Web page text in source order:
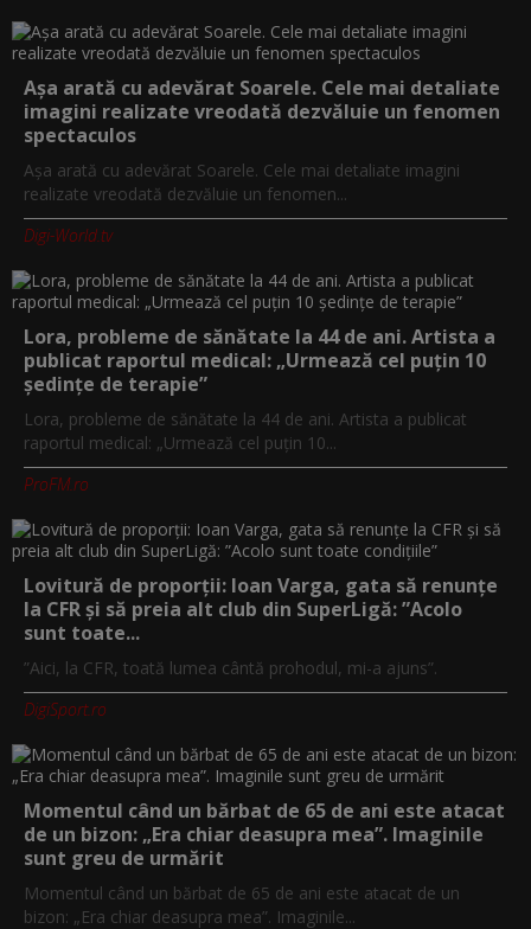
Așa arată cu adevărat Soarele. Cele mai detaliate
imagini realizate vreodată dezvăluie un fenomen
spectaculos
Așa arată cu adevărat Soarele. Cele mai detaliate imagini
realizate vreodată dezvăluie un fenomen...
Digi-World.tv
Lora, probleme de sănătate la 44 de ani. Artista a
publicat raportul medical: „Urmează cel puțin 10
ședințe de terapie”
Lora, probleme de sănătate la 44 de ani. Artista a publicat
raportul medical: „Urmează cel puțin 10...
ProFM.ro
Lovitură de proporții: Ioan Varga, gata să renunțe
la CFR și să preia alt club din SuperLigă: ”Acolo
sunt toate...
”Aici, la CFR, toată lumea cântă prohodul, mi-a ajuns”.
DigiSport.ro
Momentul când un bărbat de 65 de ani este atacat
de un bizon: „Era chiar deasupra mea”. Imaginile
sunt greu de urmărit
Momentul când un bărbat de 65 de ani este atacat de un
bizon: „Era chiar deasupra mea”. Imaginile...